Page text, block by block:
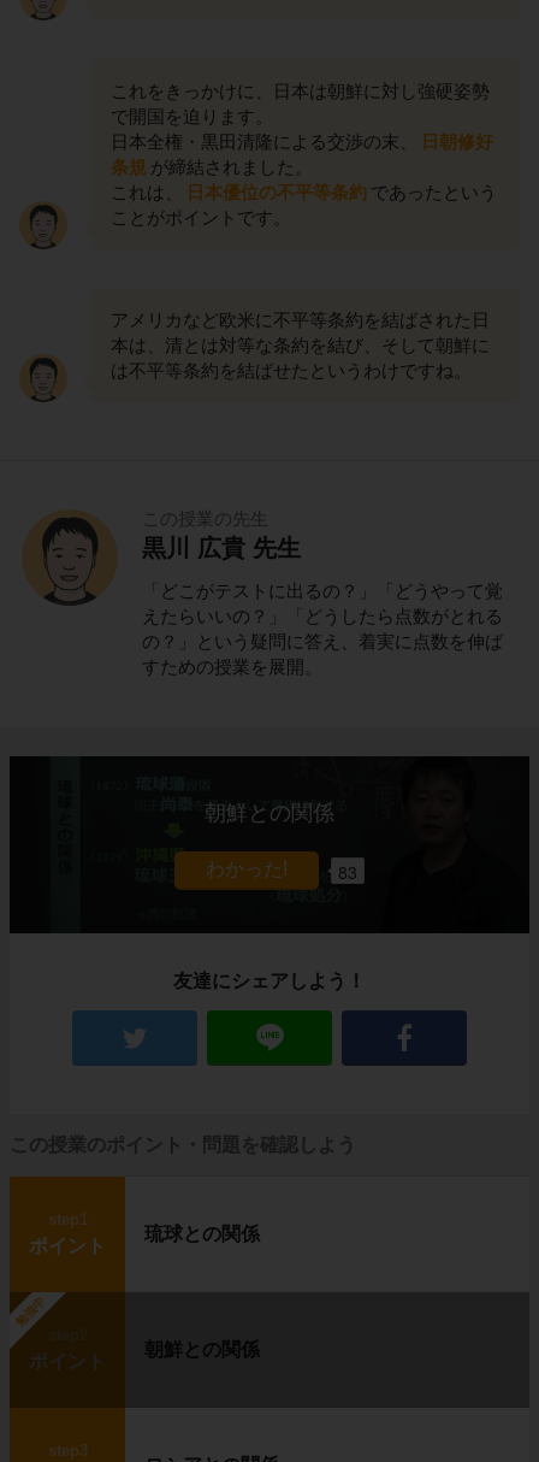
これをきっかけに、日本は朝鮮に対し強硬姿勢
で開国を迫ります。
日本全権・黒田清隆による交渉の末、
日朝修好
条規 が締結されました。
これは、
日本優位の不平等条約 であったという
ことがポイントです。
アメリカなど欧米に不平等条約を結ばされた日
本は、清とは対等な条約を結び、そして朝鮮に
は不平等条約を結ばせたというわけですね。
この授業の先生
黒川 広貴 先生
「どこがテストに出るの？」「どうやって覚
えたらいいの？」「どうしたら点数がとれる
の？」という疑問に答え、着実に点数を伸ば
すための授業を展開。
朝鮮との関係
83
友達にシェアしよう！
この授業のポイント・問題を確認しよう
step1
ポイント
琉球との関係
勉強中
ポイント
朝鮮との関係
step3